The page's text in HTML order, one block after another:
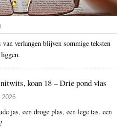
verlangen blijven sommige teksten
koan 18 – Drie pond vlas
2026
jas, een droge plas, een lege tas, een